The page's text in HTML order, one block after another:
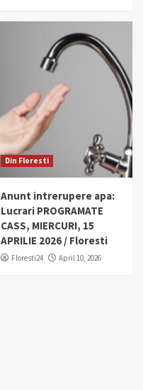
Din Floresti
Anunt intrerupere apa:
Lucrari PROGRAMATE
CASS, MIERCURI, 15
APRILIE 2026 / Floresti
Floresti24 April 10, 2026